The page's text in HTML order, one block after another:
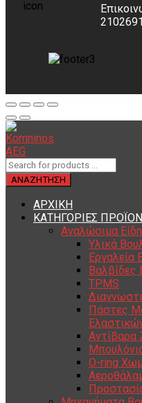
ΑΡΧΙΚΗ
ΚΑΤΗΓΟΡΙΕΣ
Αναλώσιμα
Υλικά
Εργαλεία
Βαλβίδες
TPMS
Πάστες
Αντίβαρα
O-ring